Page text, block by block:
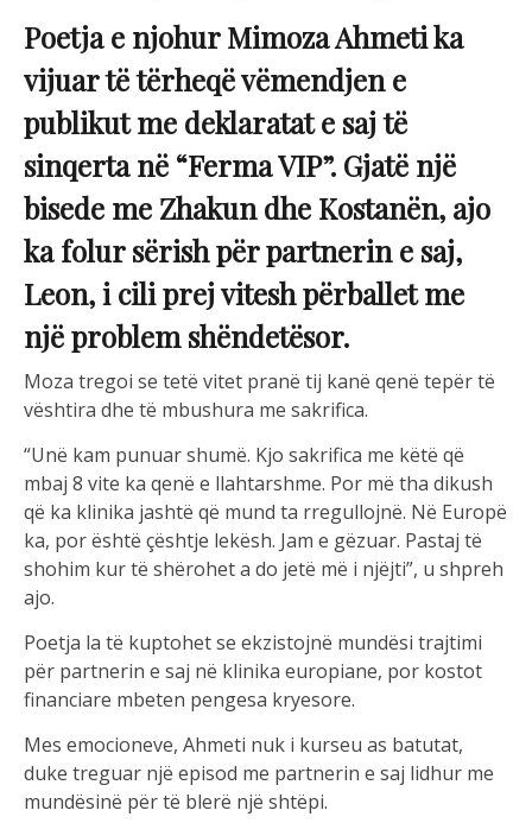
Poetja e njohur Mimoza Ahmeti ka
vijuar të tërheqë vëmendjen e
publikut me deklaratat e saj të
sinqerta në “Ferma VIP”. Gjatë një
bisede me Zhakun dhe Kostanën, ajo
ka folur sërish për partnerin e saj,
Leon, i cili prej vitesh përballet me
një problem shëndetësor.
Moza tregoi se tetë vitet pranë tij kanë qenë tepër të
vështira dhe të mbushura me sakrifica.
“Unë kam punuar shumë. Kjo sakrifica me këtë që
mbaj 8 vite ka qenë e llahtarshme. Por më tha dikush
që ka klinika jashtë që mund ta rregullojnë. Në Europë
ka, por është çështje lekësh. Jam e gëzuar. Pastaj të
shohim kur të shërohet a do jetë më i njëjti”, u shpreh
ajo.
Poetja la të kuptohet se ekzistojnë mundësi trajtimi
për partnerin e saj në klinika europiane, por kostot
financiare mbeten pengesa kryesore.
Mes emocioneve, Ahmeti nuk i kurseu as batutat,
duke treguar një episod me partnerin e saj lidhur me
mundësinë për të blerë një shtëpi.